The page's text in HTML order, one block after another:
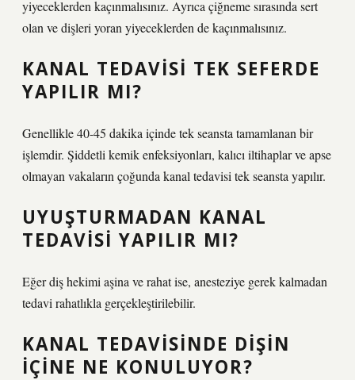
yiyeceklerden kaçınmalısınız. Ayrıca çiğneme sırasında sert
olan ve dişleri yoran yiyeceklerden de kaçınmalısınız.
KANAL TEDAVISI TEK SEFERDE
YAPILIR MI?
Genellikle 40-45 dakika içinde tek seansta tamamlanan bir
işlemdir. Şiddetli kemik enfeksiyonları, kalıcı iltihaplar ve apse
olmayan vakaların çoğunda kanal tedavisi tek seansta yapılır.
UYUŞTURMADAN KANAL
TEDAVISI YAPILIR MI?
Eğer diş hekimi aşina ve rahat ise, anesteziye gerek kalmadan
tedavi rahatlıkla gerçekleştirilebilir.
KANAL TEDAVISINDE DIŞIN
IÇINE NE KONULUYOR?